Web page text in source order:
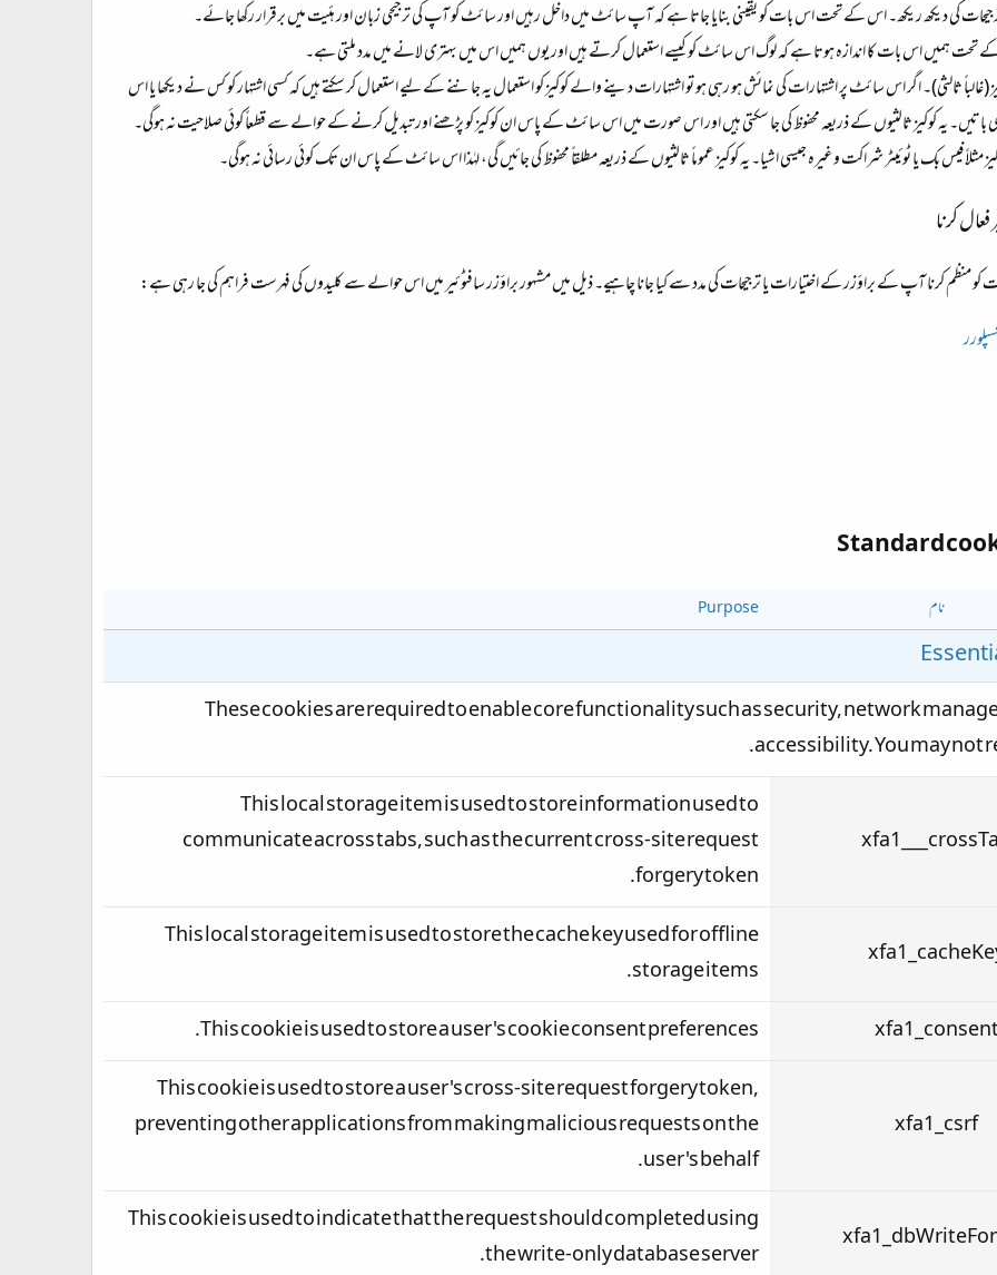
کی دیکھ ریکھ۔ اس کے تحت اس بات کو یقینی بنایا جاتا ہے کہ آپ سائٹ میں داخل رہیں اور سائٹ کو آپ کی ترجیحی زبان اور ہئیت میں برقرار رکھا جائے۔
تحت ہمیں اس بات کا اندازہ ہوتا ہے کہ لوگ اس سائٹ کو کیسے استعمال کرتے ہیں اور یوں ہمیں اس میں بہتری لانے میں مدد ملتی ہے۔
(غالباً ثالثی)۔ اگر اس سائٹ پر اشتہارات کی نمائش ہو رہی ہو تو اشتہارات دینے والے کوکیز کو استعمال یہ جاننے کے لیے استعمال کر سکتے ہیں کہ کسی اشتہار کو کس نے دیکھا یا اس
یہ کوکیز ثالثیوں کے ذریعہ محفوظ کی جا سکتی ہیں اور اس صورت میں اس سائٹ کے پاس ان کوکیز کو پڑھنے اور تبدیل کرنے کے حوالے سے قطعاً کوئی صلاحیت نہ ہوگی۔
مثلاً فیس بک یا ٹوئیٹر شراکت وغیرہ جیسی اشیا۔ یہ کوکیز عموماً ثالثیوں کے ذریعہ مطلقاً محفوظ کی جائیں گی، لہٰذا اس سائٹ کے پاس ان تک کوئی رسائی نہ ہوگی۔
کرنا
کو منظم کرنا آپ کے براؤزر کے اختیارات یا ترجیحات کی مدد سے کیا جانا چاہیے۔ ذیل میں مشہور براؤزر سافٹوئیر میں اس حوالے سے کلیدوں کی فہرست فراہم کی جا رہی ہے:
Standard
نام Purpose
These cookies are required to enable core functionality such as security, network
accessibility. You may not
This local storage item is used to store information used to
communicate across tabs, such as the current cross-site request
forgery token.
This local storage item is used to store the cache key used for offline
storage items.
xfa1_consent
This cookie is used to store a user's cookie consent preferences.
xfa1_csrf
This cookie is used to store a user's cross-site request forgery token,
preventing other applications from making malicious requests on the
user's behalf.
This cookie is used to indicate that the request should completed using
the write-only database server.